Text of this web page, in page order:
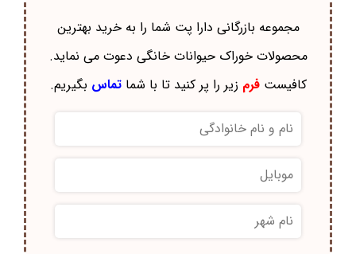
مجموعه بازرگانی دارا پت شما را به خرید بهترین
محصولات خوراک حيوانات خانگی دعوت می نماید.
کافیستفرم زیر را پر کنید تا با شماتماس بگیریم.
نام
و
خانوادگی
موبایل
نام
شهر
*